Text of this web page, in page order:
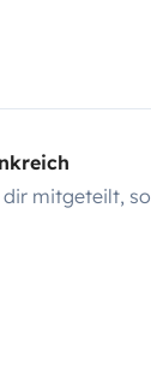
dir mitgeteilt,